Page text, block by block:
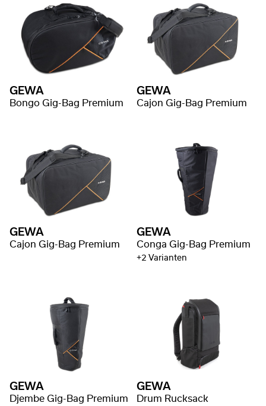
GEWA
Bongo Gig-Bag Premium
GEWA
Cajon Gig-Bag Premium
GEWA
Cajon Gig-Bag Premium
GEWA
Conga Gig-Bag Premium
+2 Varianten
GEWA
Djembe Gig-Bag Premium
GEWA
Drum Rucksack